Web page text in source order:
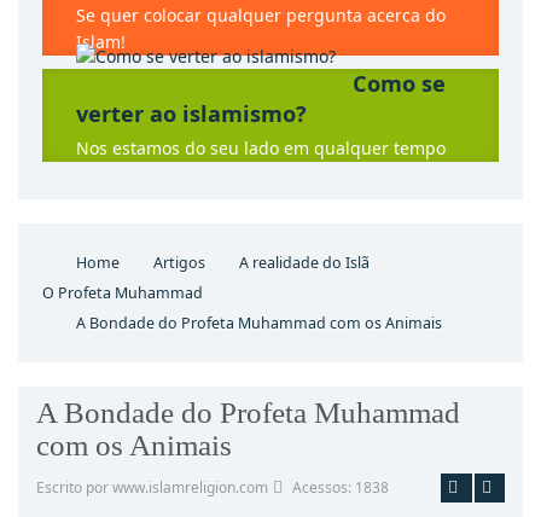
Se quer colocar qualquer pergunta acerca do
Islam!
Como se
verter ao islamismo?
Nos estamos do seu lado em qualquer tempo
Home Artigos
A realidade do Islã
O Profeta Muhammad
A Bondade do Profeta Muhammad com os Animais
A Bondade do Profeta Muhammad
com os Animais
Escrito por www.islamreligion.com Acessos: 1838